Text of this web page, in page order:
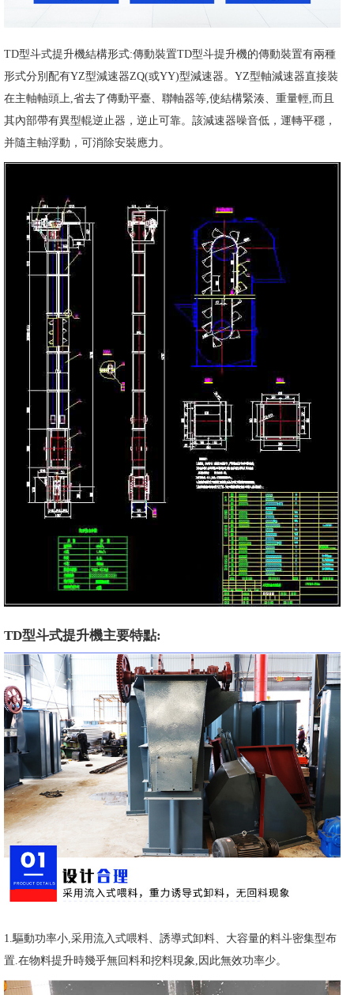
TD型斗式提升機結構形式:傳動裝置TD型斗提升機的傳動裝置有兩種
形式分別配有YZ型減速器ZQ(或YY)型減速器。YZ型軸減速器直接裝
在主軸軸頭上,省去了傳動平臺、聯軸器等,使結構緊湊、重量輕,而且
其內部帶有異型輥逆止器，逆止可靠。該減速器噪音低，運轉平穩，
并隨主軸浮動，可消除安裝應力。
TD型斗式提升機主要特點:
1.驅動功率小,采用流入式喂料、誘導式卸料、大容量的料斗密集型布
置.在物料提升時幾乎無回料和挖料現象,因此無效功率少。